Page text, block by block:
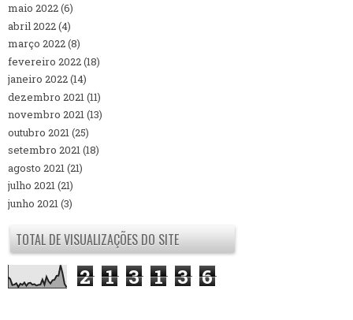
maio 2022(6)
abril 2022(4)
março 2022(8)
fevereiro 2022(18)
janeiro 2022(14)
dezembro 2021(11)
novembro 2021(13)
outubro 2021(25)
setembro 2021(18)
agosto 2021(21)
julho 2021(21)
junho 2021(3)
TOTAL DE VISUALIZAÇÕES DO SITE
2 1 3 1 3 6